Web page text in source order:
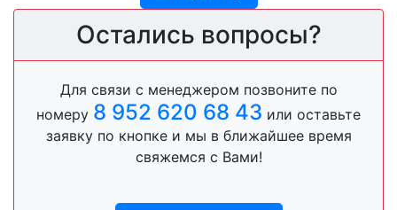
Остались вопросы?
Для связи с менеджером позвоните по
номеру 8 952 620 68 43 или оставьте
заявку по кнопке и мы в ближайшее время
свяжемся с Вами!